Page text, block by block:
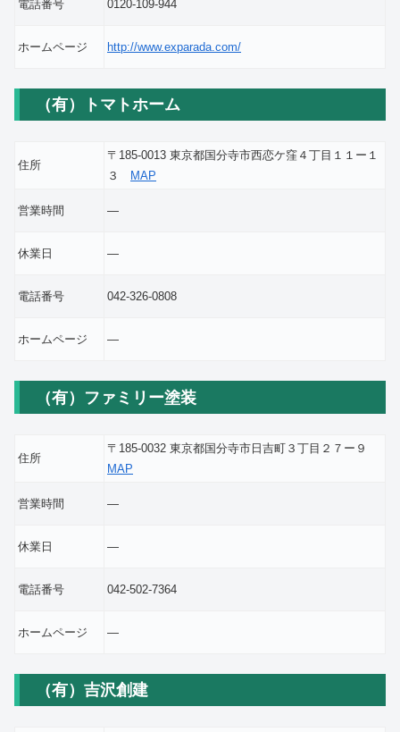
電話番号 0120-109-944
ホームページ http://www.exparada.com/
（有）トマトホーム
住所
〒185-0013 東京都国分寺市西恋ケ窪４丁目１１ー１
３
MAP
営業時間 ―
休業日 ―
電話番号 042-326-0808
ホームページ ―
（有）ファミリー塗装
住所
〒185-0032 東京都国分寺市日吉町３丁目２７ー９
MAP
営業時間 ―
休業日 ―
電話番号 042-502-7364
ホームページ ―
（有）吉沢創建